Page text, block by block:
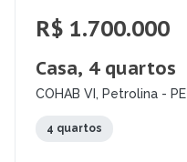
R$ 1.700.000
Casa, 4 quartos
COHAB VI, Petrolina - PE
4 quartos